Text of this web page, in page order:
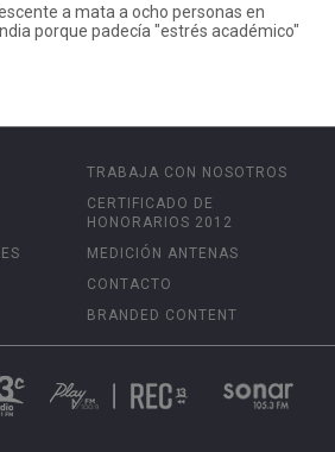
a mata a ocho personas en
porque padecía "estrés académico"
TRABAJA CON NOSOTROS
CERTIFICADO DE
HONORARIOS 2012
MEDICIÓN ANTENAS
CONTACTO
BRANDED CONTENT